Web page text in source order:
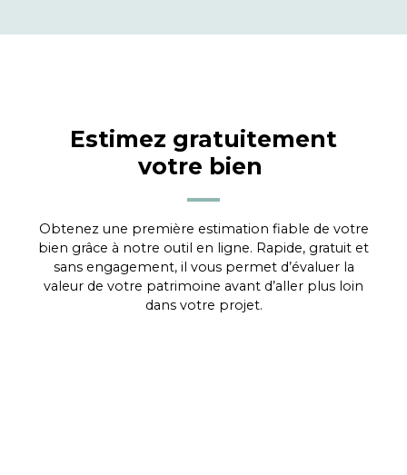
Estimez gratuitement
votre bien
Obtenez une première estimation fiable de votre
bien grâce à notre outil en ligne. Rapide, gratuit et
sans engagement, il vous permet d’évaluer la
valeur de votre patrimoine avant d’aller plus loin
dans votre projet.